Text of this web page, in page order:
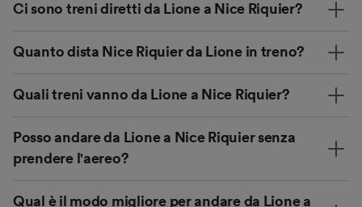
Ci sono treni diretti da Lione a Nice Riquier?
Quanto dista Nice Riquier da Lione in treno?
Quali treni vanno da Lione a Nice Riquier?
Posso andare da Lione a Nice Riquier senza
prendere l'aereo?
Qual è il modo migliore per andare da Lione a